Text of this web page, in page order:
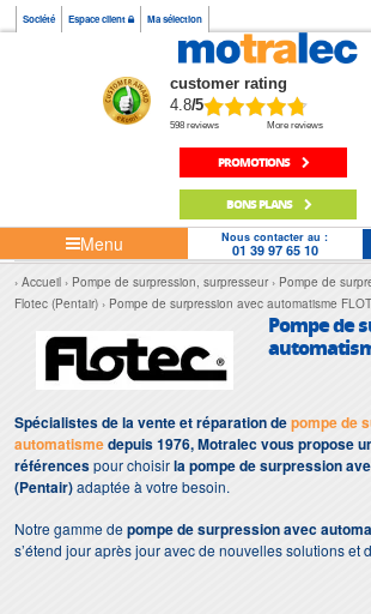
Société Espace client Ma sélection
customer rating
4.8/5
598 reviews More reviews
PROMOTIONS
BONS PLANS
Menu Nous contacter au :
01 39 97 65 10
Accueil Pompe de surpression, surpresseur
Pompe de
Flotec (Pentair)
Pompe de surpression avec automatisme
Pompe de
Spécialistes de la vente et réparation depompe de
automatismedepuis 1976, Motralec vous propose
référencespour choisirla pompe de surpression
(Pentair)adaptée à votre besoin.
Notre gamme depompe de surpression avec
s’étend jour après jour avec de nouvelles solutions et
Afin de répondre à votre demande dans les plus